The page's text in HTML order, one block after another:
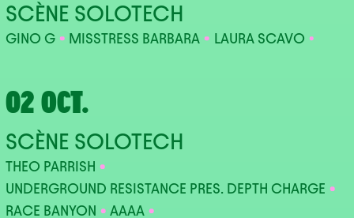
SCÈNE SOLOTECH
GINO G MISSTRESS BARBARA LAURA SCAVO
02 OCT.
SCÈNE SOLOTECH
THEO PARRISH
UNDERGROUND RESISTANCE PRES. DEPTH CHARGE
RACE BANYON
AAAA